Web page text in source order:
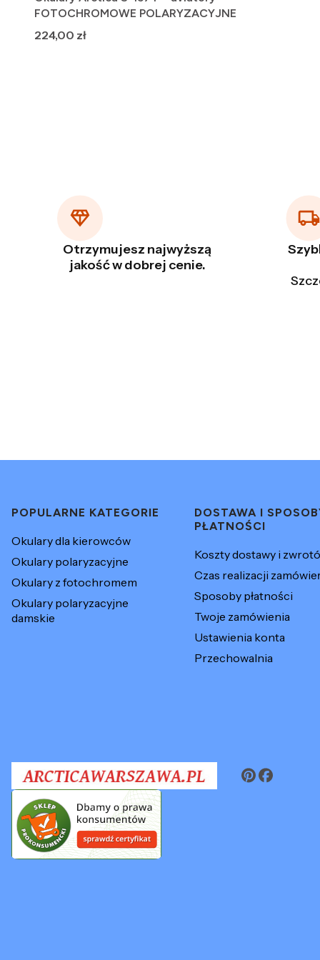
FOTOCHROMOWE POLARYZACYJNE
Cena
224,00 zł
Otrzymujesz najwyższą
jakość w dobrej cenie.
Linki w stopce
POPULARNE KATEGORIE
Okulary dla kierowców
Okulary polaryzacyjne
Okulary z fotochromem
Okulary polaryzacyjne
damskie
DOSTAWA I
PŁATNOŚCI
Koszty dostawy i
Czas realizacji
Sposoby płatności
Twoje zamówienia
Ustawienia konta
Przechowalnia